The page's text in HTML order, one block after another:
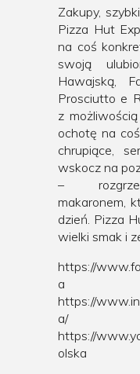
Zakupy,
Pizza Hut
na coś
swoją
Hawajską,
Prosciutto e
z
ochotę na
chrupiące,
wskocz na
–
makaronem,
dzień. Pizza
wielki smak i
https://
a
https://
a/
https://
olska